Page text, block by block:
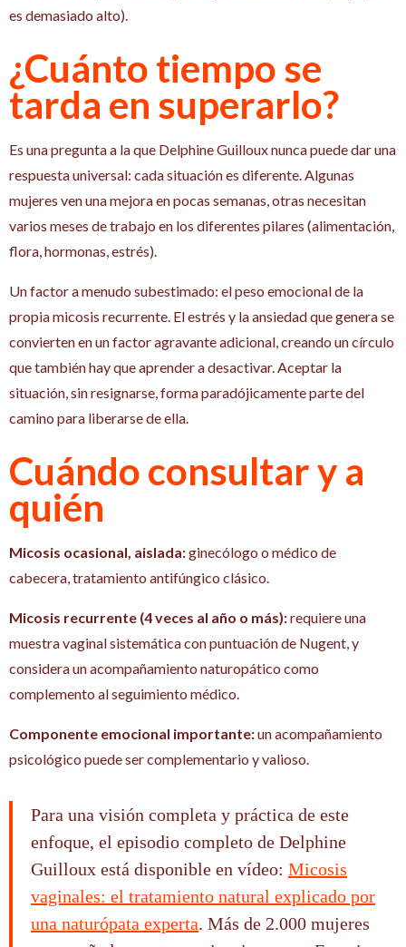
es demasiado alto).
¿Cuánto tiempo se
tarda en superarlo?
Es una pregunta a la que Delphine Guilloux nunca puede dar una
respuesta universal: cada situación es diferente. Algunas
mujeres ven una mejora en pocas semanas, otras necesitan
varios meses de trabajo en los diferentes pilares (alimentación,
flora, hormonas, estrés).
Un factor a menudo subestimado: el peso emocional de la
propia micosis recurrente. El estrés y la ansiedad que genera se
convierten en un factor agravante adicional, creando un círculo
que también hay que aprender a desactivar. Aceptar la
situación, sin resignarse, forma paradójicamente parte del
camino para liberarse de ella.
Cuándo consultar y a
quién
Micosis ocasional, aislada:ginecólogo o médico de
cabecera, tratamiento antifúngico clásico.
Micosis recurrente (4 veces al año o más):requiere una
muestra vaginal sistemática con puntuación de Nugent, y
considera un acompañamiento naturopático como
complemento al seguimiento médico.
Componente emocional importante:un acompañamiento
psicológico puede ser complementario y valioso.
Para una visión completa y práctica de este
enfoque, el episodio completo de Delphine
Guilloux está disponible en vídeo: Micosis
vaginales: el tratamiento natural explicado por
una naturópata experta. Más de 2.000 mujeres